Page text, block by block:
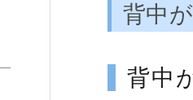
背中
背中